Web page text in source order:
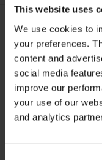
This website uses
We use cookies to
your preferences.
content and
social media
improve our
your use of our
and analytics
Specificaties
Charm London Anna
L627
8720673015638